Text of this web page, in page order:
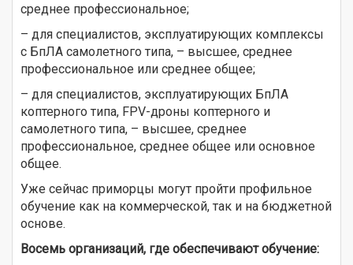
среднее профессиональное;
– для специалистов, эксплуатирующих комплексы
с БпЛА самолетного типа, – высшее, среднее
профессиональное или среднее общее;
– для специалистов, эксплуатирующих БпЛА
коптерного типа, FPV-дроны коптерного и
самолетного типа, – высшее, среднее
профессиональное, среднее общее или основное
общее.
Уже сейчас приморцы могут пройти профильное
обучение как на коммерческой, так и на бюджетной
основе.
Восемь организаций, где обеспечивают обучение: